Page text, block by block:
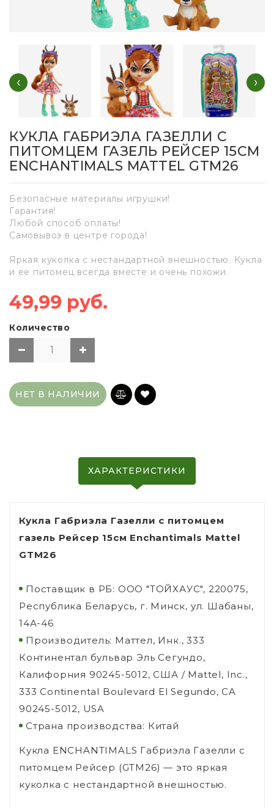
‹ ›
КУКЛА ГАБРИЭЛА ГАЗЕЛЛИ С
ПИТОМЦЕМ ГАЗЕЛЬ РЕЙСЕР 15СМ
ENCHANTIMALS MATTEL GTM26
Безопасные материалы игрушки!
Гарантия!
Любой способ оплаты!
Самовывоз в центре города!
Яркая куколка с нестандартной внешностью. Кукла
и ее питомец всегда вместе и очень похожи.
49,99 руб.
Количество
НЕТ В НАЛИЧИИ
ХАРАКТЕРИСТИКИ
Кукла Габриэла Газелли с питомцем
газель Рейсер 15см Enchantimals Mattel
GTM26
Поставщик в РБ: ООО "ТОЙХАУС", 220075,
Республика Беларусь, г. Минск, ул. Шабаны,
14А-46
Производитель: Маттел, Инк., 333
Континентал бульвар Эль Сегундо,
Калифорния 90245-5012, США / Mattel, Inc.,
333 Continental Boulevard El Segundo, CA
90245-5012, USA
Страна производства: Китай
Кукла ENCHANTIMALS Габриэла Газелли с
питомцем Рейсер (GTM26) — это яркая
куколка с нестандартной внешностью.